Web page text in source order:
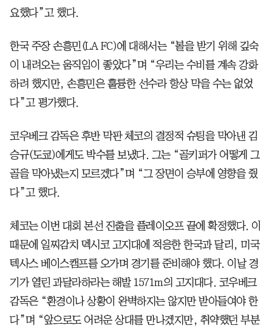
요했다”고 했다.
한국 주장 손흥민(LA FC)에 대해서는 “볼을 받기 위해 깊숙
이 내려오는 움직임이 좋았다”며 “우리는 수비를 계속 강화
하려 했지만, 손흥민은 훌륭한 선수라 항상 막을 수는 없었
다”고 평가했다.
코우베크 감독은 후반 막판 체코의 결정적 슈팅을 막아낸 김
승규(도쿄)에게도 박수를 보냈다. 그는 “골키퍼가 어떻게 그
골을 막아냈는지 모르겠다”며 “그 장면이 승부에 영향을 줬
다”고 했다.
체코는 이번 대회 본선 진출을 플레이오프 끝에 확정했다. 이
때문에 일찌감치 멕시코 고지대에 적응한 한국과 달리, 미국
텍사스 베이스캠프를 오가며 경기를 준비해야 했다. 이날 경
기가 열린 과달라하라는 해발 1571m의 고지대다. 코우베크
감독은 “환경이나 상황이 완벽하지는 않지만 받아들여야 한
다”며 “앞으로도 어려운 상대를 만나겠지만, 취약했던 부분